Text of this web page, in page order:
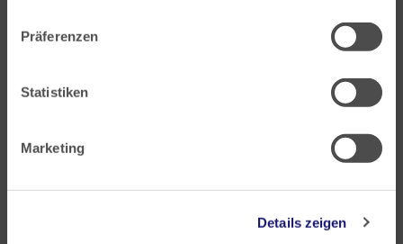
Präferenzen
Statistiken
Marketing
Details zeigen
Landesärztekammer Hessen
60314 Frankfurt
Postfach 60 05 66